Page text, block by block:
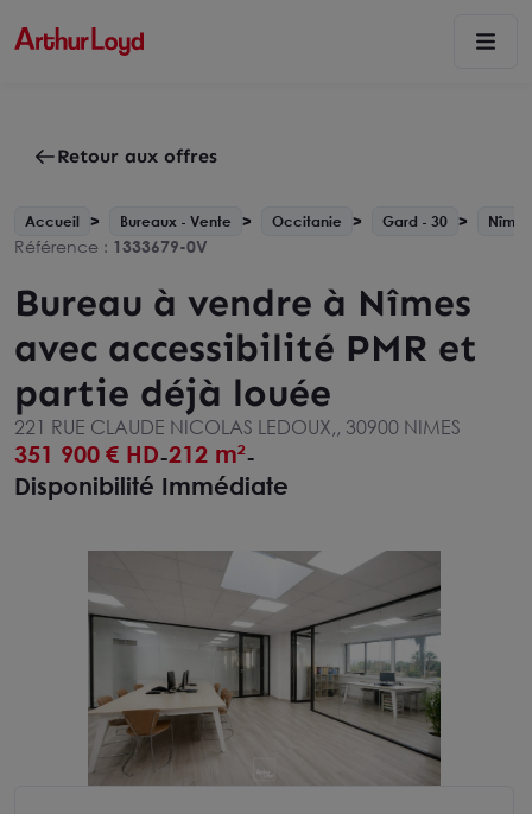
Retour aux offres
Accueil Bureaux - Vente Occitanie Gard - 30 Nîmes
Référence : 1333679-0V
Bureau à vendre à Nîmes
avec accessibilité PMR et
partie déjà louée
221 RUE CLAUDE NICOLAS LEDOUX,, 30900 NIMES
351 900 € HD-212 m²-
Disponibilité Immédiate